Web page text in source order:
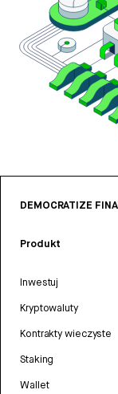
DEMOCRATIZE
Produkt
Inwestuj
Kryptowaluty
Kontrakty wieczyste
Staking
Wallet